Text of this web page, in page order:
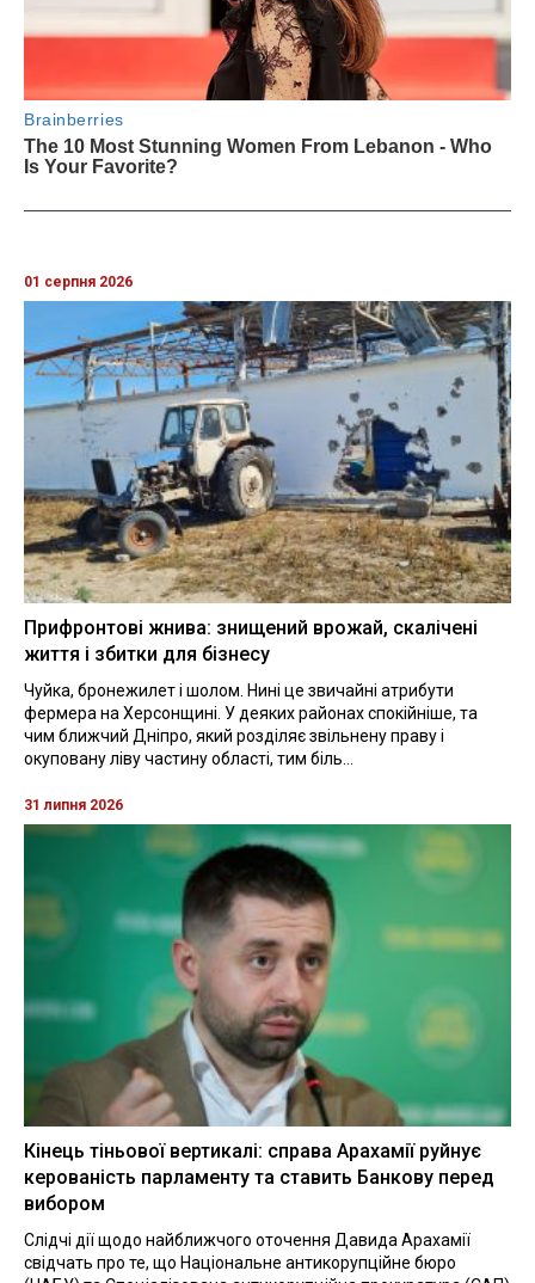
01 серпня 2026
Прифронтові жнива: знищений врожай, скалічені
життя і збитки для бізнесу
Чуйка, бронежилет і шолом. Нині це звичайні атрибути
фермера на Херсонщині. У деяких районах спокійніше, та
чим ближчий Дніпро, який розділяє звільнену праву і
окуповану ліву частину області, тим біль...
31 липня 2026
Кінець тіньової вертикалі: справа Арахамії руйнує
керованість парламенту та ставить Банкову перед
вибором
Слідчі дії щодо найближчого оточення Давида Арахамії
свідчать про те, що Національне антикорупційне бюро